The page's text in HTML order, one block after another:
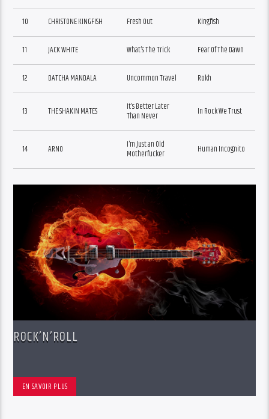
10 CHRISTONE KINGFISH Fresh Out Kingfish
11 JACK WHITE What’s The Trick Fear Of The Dawn
12 DATCHA MANDALA Uncommon Travel Rokh
13 THE SHAKIN MATES
It’s Better Later
Than Never
In Rock We Trust
14 ARNO
I’m Just an Old
Motherfucker
Human Incognito
ROCK’N’ROLL
EN SAVOIR PLUS